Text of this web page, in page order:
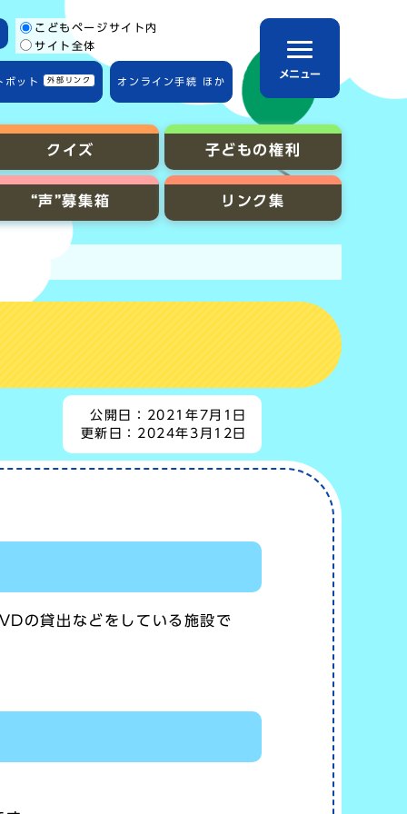
こどもページサイト内
サイト全体
ボット 外部リンク オンライン手続 ほか
メニュー
クイズ 子どもの権利
“声”募集箱 リンク集
公開日：
2021年7月1日
更新日： 2024年3月12日
の貸出などをしている施設で